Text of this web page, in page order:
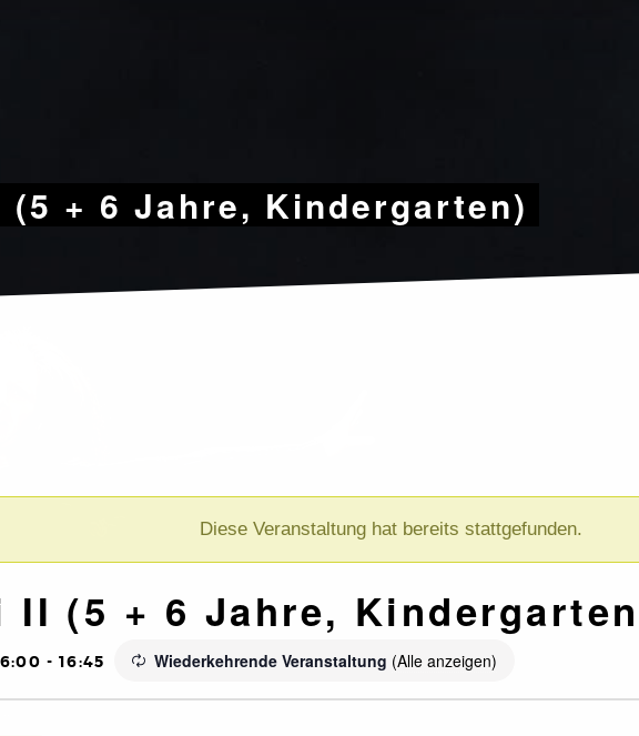
+ 6 Jahre, Kindergarten)
Diese Veranstaltung hat bereits stattgefunden.
(5 + 6 Jahre,
- 16:45 Wiederkehrende Veranstaltung (Alle anzeigen)